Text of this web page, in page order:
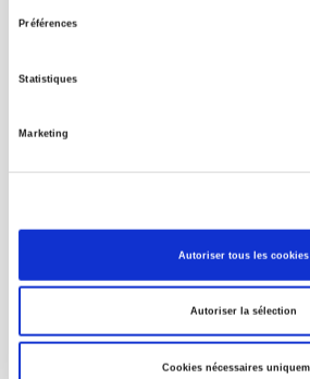
Préférences
Statistiques
Marketing
Autoriser tous les cookies
Autoriser la sélection
Cookies nécessaires
help public and political debate.
FOREIGN RIGHTS
MY ACCOUNT
Future Releases
La France et l'Union européenne